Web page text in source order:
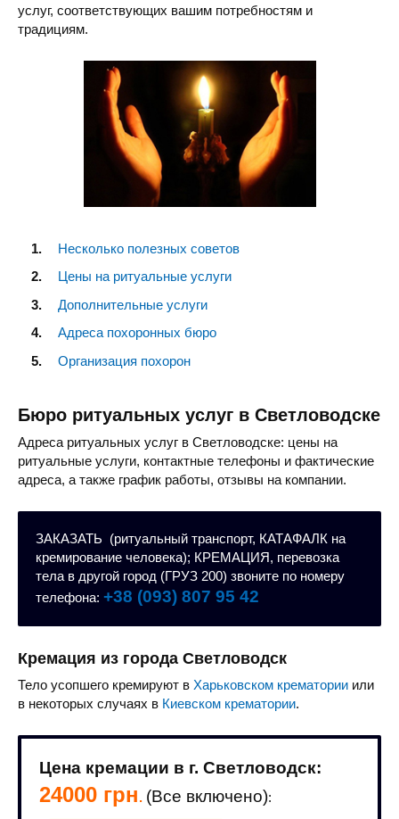
услуг, соответствующих вашим потребностям и
традициям.
Несколько полезных советов
Цены на ритуальные услуги
Дополнительные услуги
Адреса похоронных бюро
Организация похорон
Бюро ритуальных услуг в Светловодске
Адреса ритуальных услуг в Светловодске: цены на
ритуальные услуги, контактные телефоны и фактические
адреса, а также график работы, отзывы на компании.
ЗАКАЗАТЬ (ритуальный транспорт, КАТАФАЛК на
кремирование человека); КРЕМАЦИЯ, перевозка
тела в другой город (ГРУЗ 200) звоните по номеру
телефона: +38 (093) 807 95 42
Кремация из города Светловодск
Тело усопшего кремируют в Харьковском крематории или
в некоторых случаях в Киевском крематории.
Цена кремации в г. Светловодск:
24000 грн. (Все включено):